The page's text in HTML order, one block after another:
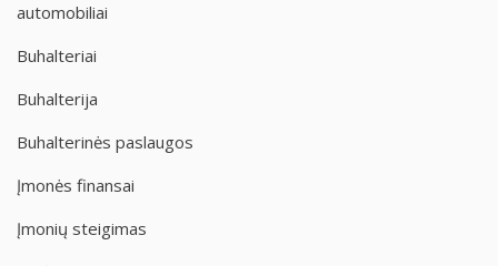
automobiliai
Buhalteriai
Buhalterija
Buhalterinės paslaugos
Įmonės finansai
Įmonių steigimas